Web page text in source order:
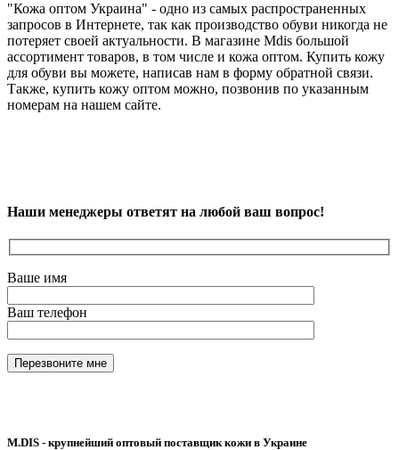
"Кожа оптом Украина" - одно из самых распространенных
запросов в Интернете, так как производство обуви никогда не
потеряет своей актуальности. В магазине Mdis большой
ассортимент товаров, в том числе и кожа оптом. Купить кожу
для обуви вы можете, написав нам в форму обратной связи.
Также, купить кожу оптом можно, позвонив по указанным
номерам на нашем сайте.
Наши менеджеры ответят на любой ваш вопрос!
Ваше имя
Ваш телефон
M.DIS - крупнейший оптовый поставщик кожи в Украине